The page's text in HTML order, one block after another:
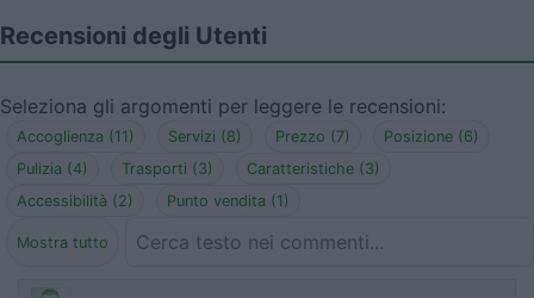
Recensioni degli Utenti
Seleziona gli argomenti per leggere le recensioni:
Accoglienza (11) Servizi (8) Prezzo (7)
Posizione (6)
Pulizia (4)
Trasporti (3)
Caratteristiche (3)
Accessibilità (2)
Punto vendita (1)
Mostra tutto